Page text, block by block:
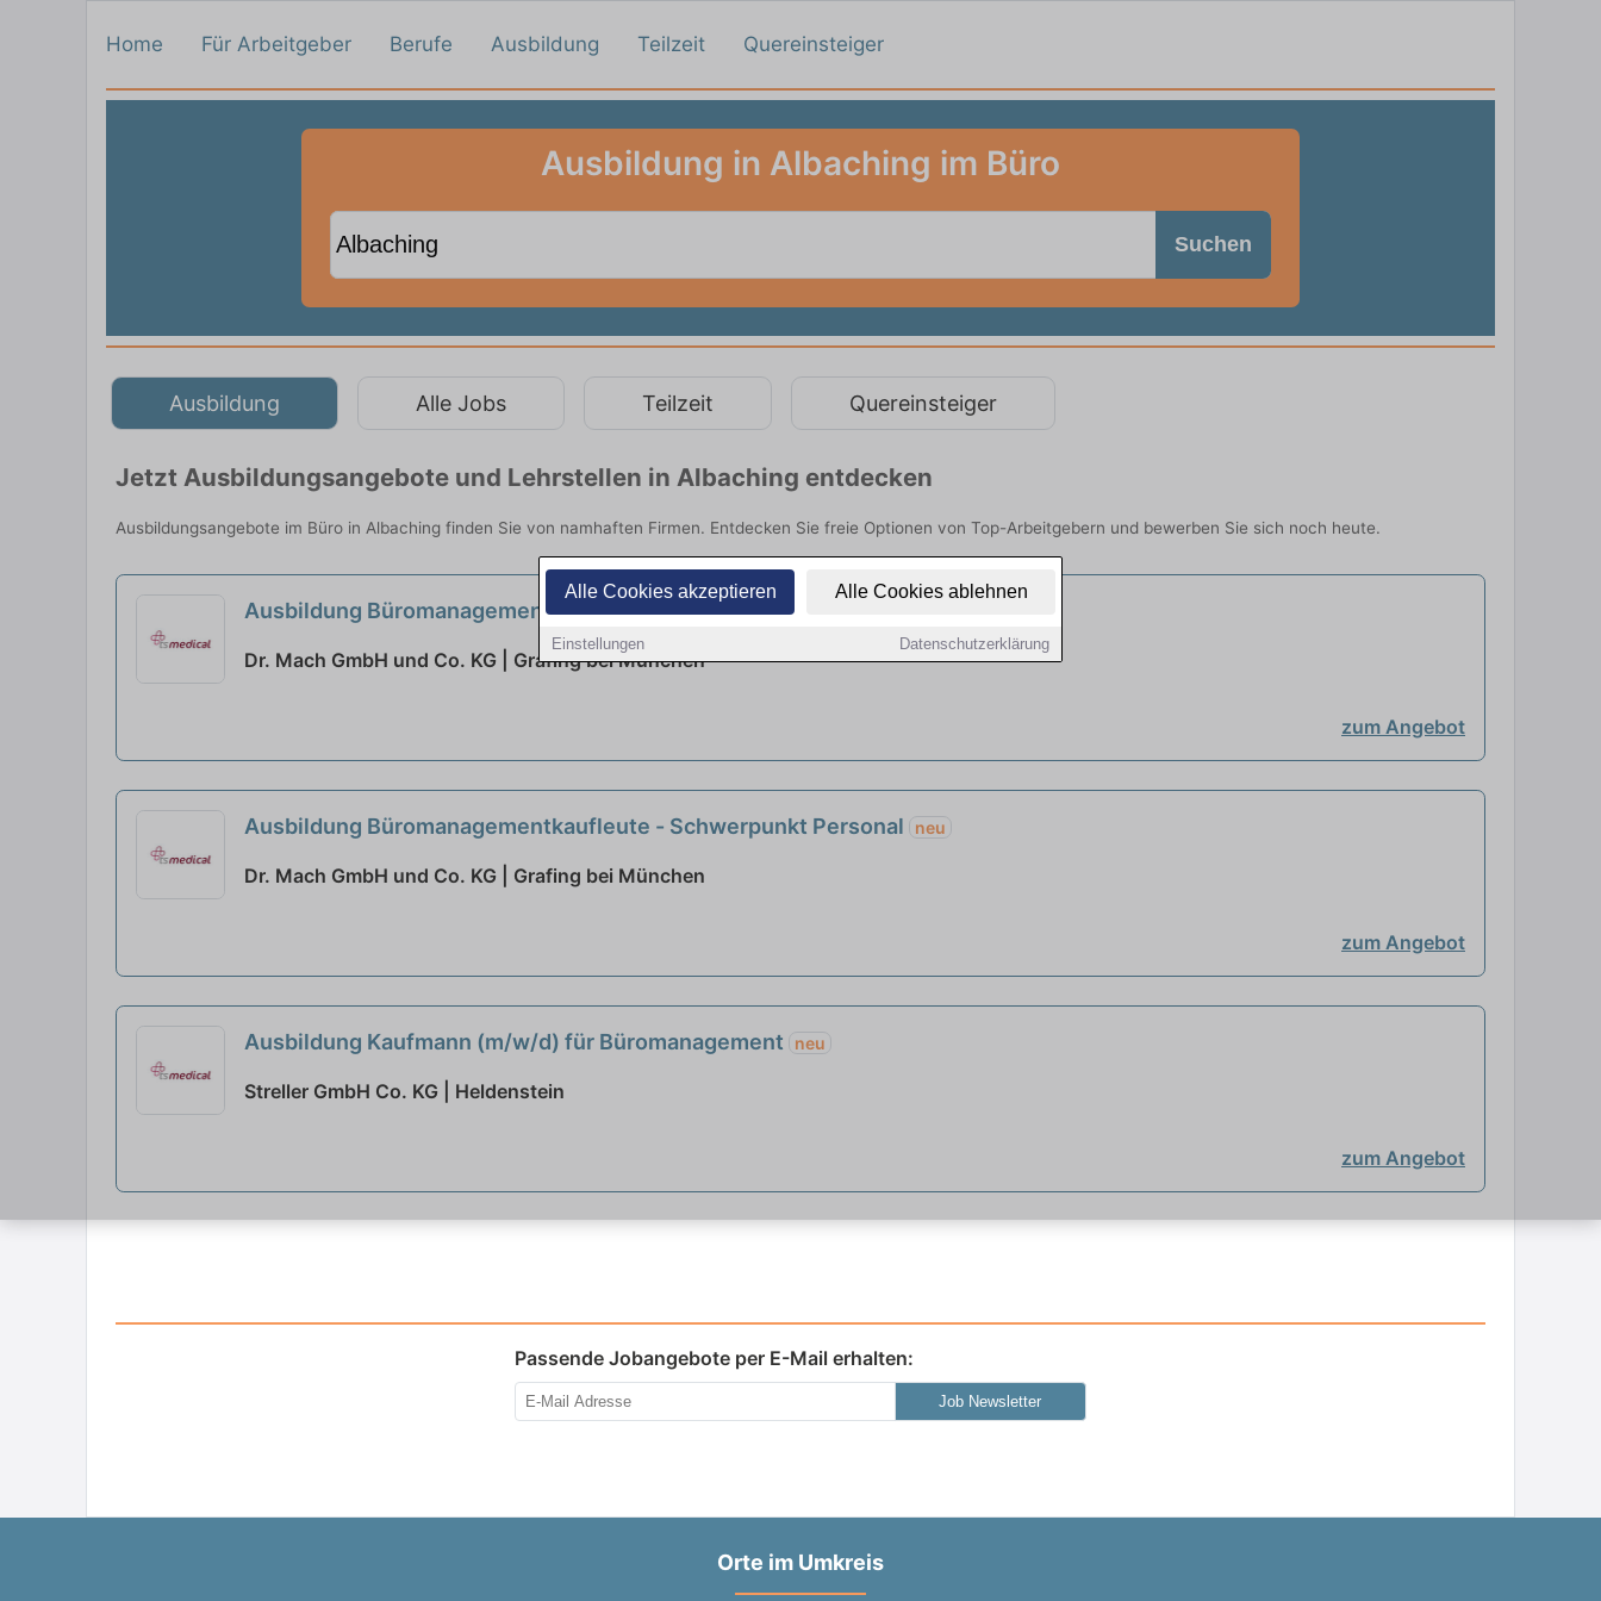
Alle Cookies akzeptieren Alle Cookies ablehnen
Einstellungen Datenschutzerklärung
Home Für Arbeitgeber Berufe Ausbildung Teilzeit Quereinsteiger
Ausbildung in Albaching im Büro
Suchen
Ausbildung Alle Jobs Teilzeit Quereinsteiger
Jetzt Ausbildungsangebote und Lehrstellen in Albaching entdecken
Ausbildungsangebote im Büro in Albaching finden Sie von namhaften Firmen. Entdecken Sie freie Optionen von Top-Arbeitgebern und bewerben Sie sich noch heute.
Ausbildung Büromanagementkaufleute (m/w/d) neu
Dr. Mach GmbH und Co. KG | Grafing bei München
zum Angebot
Ausbildung Büromanagementkaufleute - Schwerpunkt Personal neu
Dr. Mach GmbH und Co. KG | Grafing bei München
zum Angebot
Ausbildung Kaufmann (m/w/d) für Büromanagement neu
Streller GmbH Co. KG | Heldenstein
zum Angebot
Passende Jobangebote per E-Mail erhalten:
Job Newsletter
Orte im Umkreis